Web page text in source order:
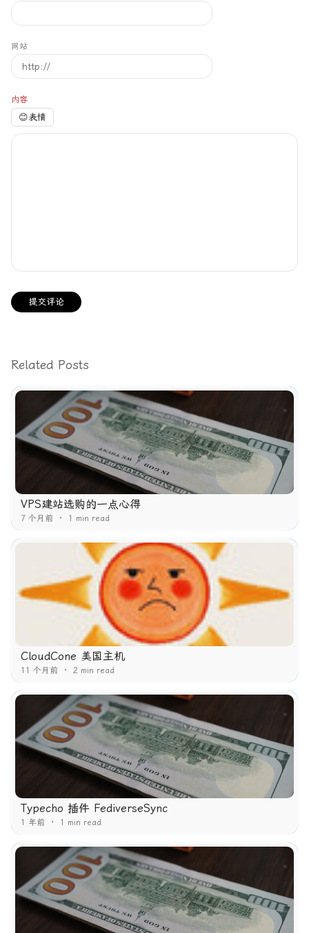
网站
内容
😊表情
提交评论
Related Posts
VPS建站选购的一点心得
7 个月前 1 min read
CloudCone 美国主机
11 个月前 2 min read
Typecho 插件 FediverseSync
1 年前 1 min read